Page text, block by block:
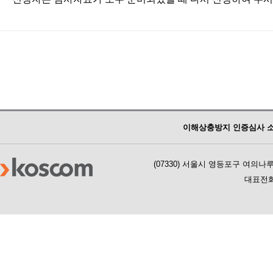
이해상충방지 인증심사
(07330) 서울시 영등포구 여의나
대표전